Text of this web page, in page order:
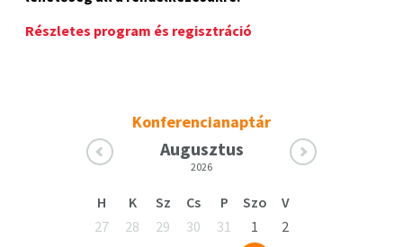
Részletes program és regisztráció
Konferencianaptár
Augusztus
2026
H K Sz Cs P Szo
V
27
28 29 30 31 1
2